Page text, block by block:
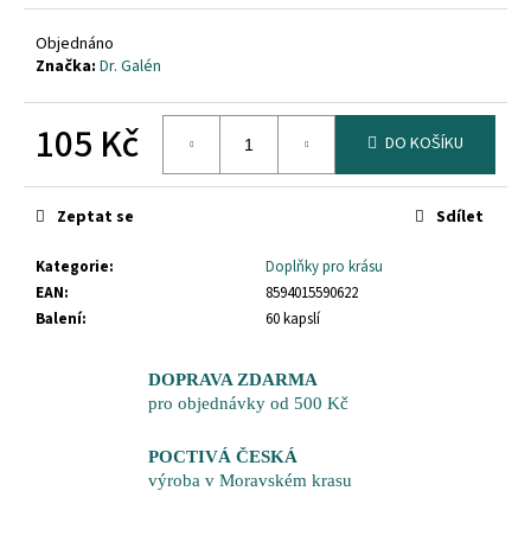
Objednáno
Značka: Dr. Galén
105 Kč
cena:
DO KOŠÍKU
Kategorie:
Doplňky pro krásu
EAN:
8594015590622
Balení: 60 kapslí
Zeptat se Sdílet
DOPRAVA ZDARMA
pro objednávky od 500 Kč
POCTIVÁ ČESKÁ
výroba v Moravském krasu
D
o
p
m